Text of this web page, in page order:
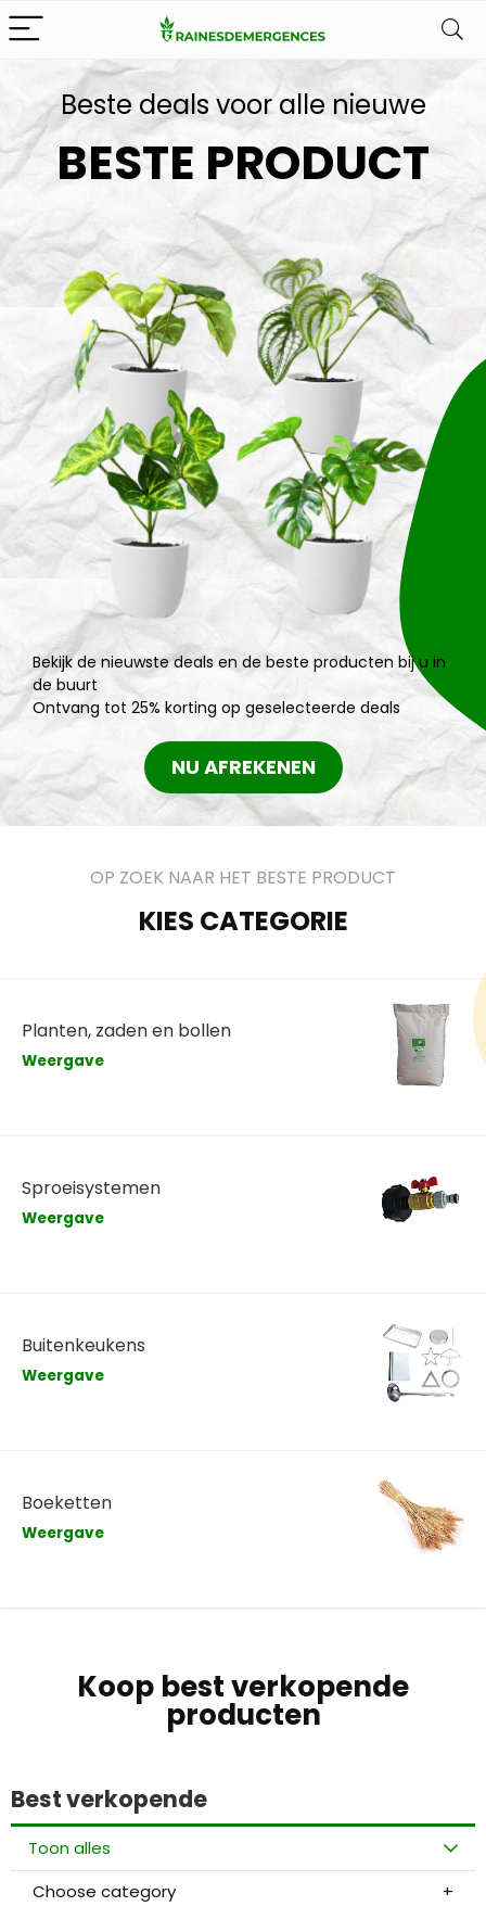
Beste deals voor alle nieuwe
BESTE PRODUCT
Bekijk de nieuwste deals en de beste producten bij u in
de buurt
Ontvang tot 25% korting op geselecteerde deals
NU AFREKENEN
OP ZOEK NAAR HET BESTE PRODUCT
KIES CATEGORIE
Planten, zaden en bollen
Weergave
Sproeisystemen
Weergave
Buitenkeukens
Weergave
Boeketten
Weergave
Koop best verkopende
producten
Best verkopende
Toon alles
Choose category